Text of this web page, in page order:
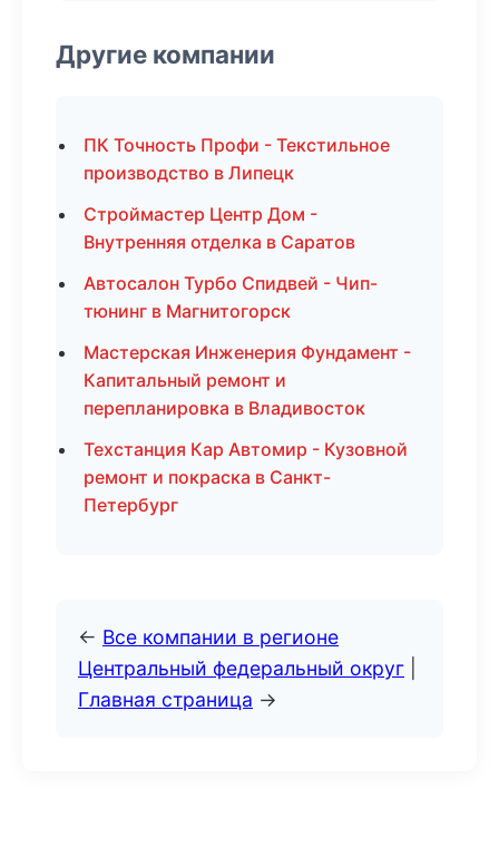
Другие компании
ПК Точность Профи - Текстильное
производство в Липецк
Строймастер Центр Дом -
Внутренняя отделка в Саратов
Автосалон Турбо Спидвей - Чип-
тюнинг в Магнитогорск
Мастерская Инженерия Фундамент -
Капитальный ремонт и
перепланировка в Владивосток
Техстанция Кар Автомир - Кузовной
ремонт и покраска в Санкт-
Петербург
← Все компании в регионе
Центральный федеральный округ
Главная страница →